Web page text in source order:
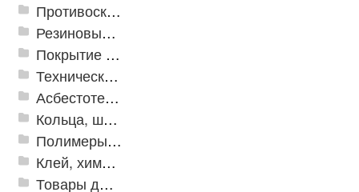
Противоскользящая защита для лестниц, профили, ленты
Резиновые и ПВХ дорожки
Покрытие из резиновой крошки
Техническая резина
Асбестотехнические и теплоизоляционные материалы
Кольца, шайбы, манжеты
Полимеры и пластики
Клей, химия, сопутствующие товары
Товары для дома